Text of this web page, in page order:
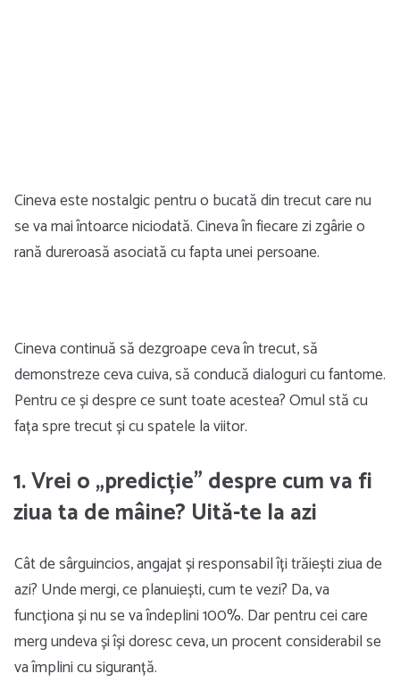
Cineva este nostalgic pentru o bucată din trecut care nu
se va mai întoarce niciodată. Cineva în fiecare zi zgârie o
rană dureroasă asociată cu fapta unei persoane.
Cineva continuă să dezgroape ceva în trecut, să
demonstreze ceva cuiva, să conducă dialoguri cu fantome.
Pentru ce și despre ce sunt toate acestea? Omul stă cu
fața spre trecut și cu spatele la viitor.
1. Vrei o „predicție” despre cum va fi
ziua ta de mâine? Uită-te la azi
Cât de sârguincios, angajat și responsabil îți trăiești ziua de
azi? Unde mergi, ce planuiești, cum te vezi? Da, va
funcționa și nu se va îndeplini 100%. Dar pentru cei care
merg undeva și își doresc ceva, un procent considerabil se
va împlini cu siguranță.